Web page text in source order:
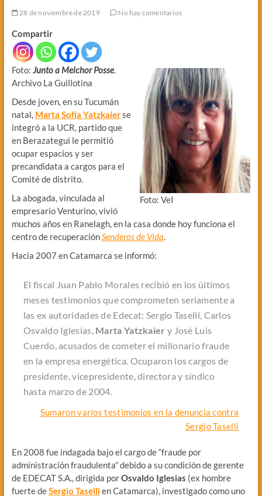
28 de noviembre de 2019 No hay comentarios
Compartir
Foto: VeI
Foto: Junto a Melchor Posse.
Archivo La Guillotina
Desde joven, en su Tucumán
natal, Marta Sofía Yatzkaierse
integró a la UCR, partido que
en Berazategui le permitió
ocupar espacios y ser
precandidata a cargos para el
Comité de distrito.
La abogada, vinculada al
empresario Venturino, vivió
muchos años en Ranelagh, en la casa donde hoy funciona el
centro de recuperaciónSenderos de Vida.
Hacia 2007 en Catamarca se informó:
El fiscal Juan Pablo Morales recibió en los últimos
meses testimonios que comprometen seriamente a
las ex autoridades de Edecat: Sergio Taselli, Carlos
Osvaldo Iglesias, Marta Yatzkaier y José Luis
Cuerdo, acusados de cometer el millonario fraude
en la empresa energética. Ocuparon los cargos de
presidente, vicepresidente, directora y síndico
hasta marzo de 2004.
Sumaron varios testimonios en la denuncia contra
Sergio Taselli
En 2008 fue indagada bajo el cargo de “fraude por
administración fraudulenta” debido a su condición de gerente
de EDECAT S.A., dirigida porOsvaldo Iglesias (ex hombre
fuerte deSergio Tasellien Catamarca), investigado como uno